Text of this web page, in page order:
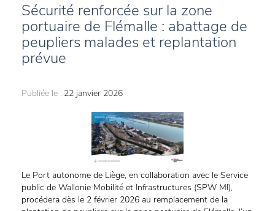
Sécurité renforcée sur la zone
portuaire de Flémalle : abattage de
peupliers malades et replantation
prévue
Publiée le : 22 janvier 2026
Le Port autonome de Liège, en collaboration avec le Service
public de Wallonie Mobilité et Infrastructures (SPW MI),
procédera dès le 2 février 2026 au remplacement de la